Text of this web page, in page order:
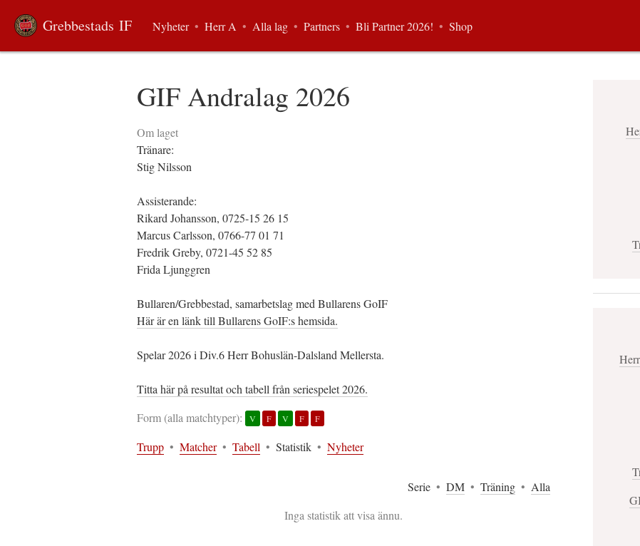
GIF Andralag 2026
Om laget
Tränare:
Stig Nilsson
Assisterande:
Rikard Johansson, 0725-15 26 15
Marcus Carlsson, 0766-77 01 71
Fredrik Greby, 0721-45 52 85
Frida Ljunggren
Bullaren/Grebbestad, samarbetslag med Bullarens GoIF
Här är en länk till Bullarens GoIF:s hemsida.
Spelar 2026 i Div.6 Herr Bohuslän-Dalsland Mellersta.
Titta här på resultat och tabell från seriespelet 2026.
Form (alla matchtyper):
V F V F F
Trupp • Matcher • Tabell • Statistik • Nyheter
Serie • DM • Träning • Alla
Inga statistik att visa ännu.
Grebbestads IF Nyheter • Herr A • Alla lag • Partners • Bli Partner 2026! • Shop